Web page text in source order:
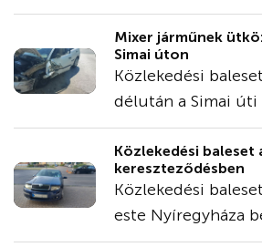
Mixer járműnek
Simai úton
Közlekedési
délután a Simai úti
Közlekedési baleset
kereszteződésben
Közlekedési
este Nyíregyháza